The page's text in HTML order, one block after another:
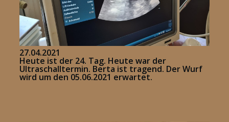
27.04.2021
Heute ist der 24. Tag. Heute war der
Ultraschalltermin. Berta ist tragend. Der Wurf
wird um den 05.06.2021 erwartet.